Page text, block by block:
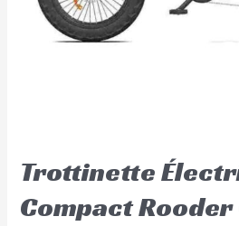
Trottinette
Compact Rooder